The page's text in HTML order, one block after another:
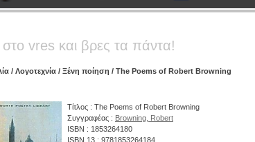
vres και βρες τα πάντα!
/ Λογοτεχνία / Ξένη ποίηση / The Poems of Robert Browning
Τίτλος : The Poems of Robert Browning
Συγγραφέας : Browning, Robert
ISBN : 1853264180
ISBN 13 : 9781853264184